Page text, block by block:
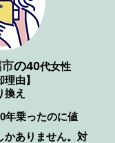
の40代女性
理由】
換え
年乗ったのに値
かありません。対